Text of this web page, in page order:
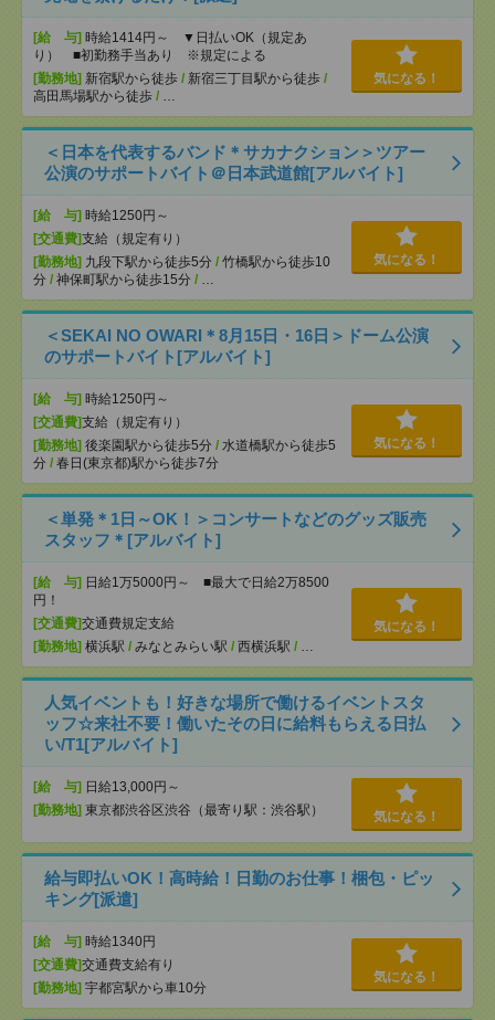
[給 与] 時給1414円～ ▼日払いOK（規定あ
り） ■初勤務手当あり ※規定による
[勤務地] 新宿駅から徒歩 / 新宿三丁目駅から徒歩 /
高田馬場駅から徒歩 / …
気になる！
＜日本を代表するバンド＊サカナクション＞ツアー
公演のサポートバイト＠日本武道館[アルバイト]
[給 与] 時給1250円～
[交通費]支給（規定有り）
[勤務地] 九段下駅から徒歩5分 / 竹橋駅から徒歩10
分 / 神保町駅から徒歩15分 / …
気になる！
＜SEKAI NO OWARI＊8月15日・16日＞ドーム公演
のサポートバイト[アルバイト]
[給 与] 時給1250円～
[交通費]支給（規定有り）
[勤務地] 後楽園駅から徒歩5分 / 水道橋駅から徒歩5
分 / 春日(東京都)駅から徒歩7分
気になる！
＜単発＊1日～OK！＞コンサートなどのグッズ販売
スタッフ＊[アルバイト]
[給 与] 日給1万5000円～ ■最大で日給2万8500
円！
[交通費]交通費規定支給
[勤務地] 横浜駅 / みなとみらい駅 / 西横浜駅 / …
気になる！
人気イベントも！好きな場所で働けるイベントスタ
ッフ☆来社不要！働いたその日に給料もらえる日払
い/T1[アルバイト]
[給 与] 日給13,000円～
[勤務地] 東京都渋谷区渋谷（最寄り駅：渋谷駅） 気になる！
給与即払いOK！高時給！日勤のお仕事！梱包・ピッ
キング[派遣]
[給 与] 時給1340円
[交通費]交通費支給有り
[勤務地] 宇都宮駅から車10分
気になる！